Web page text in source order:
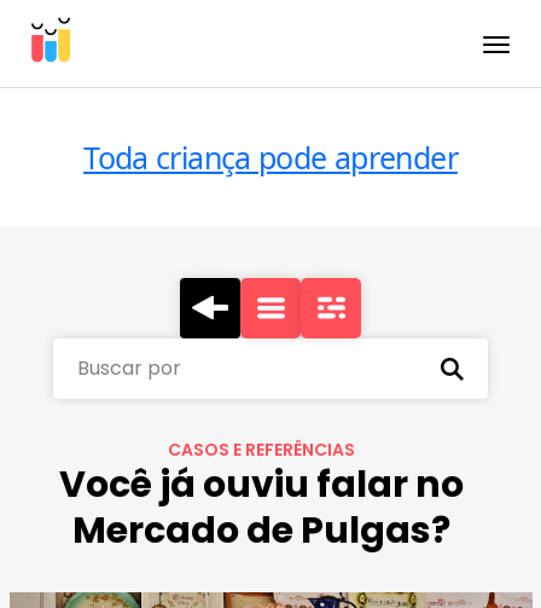
Toda criança pode aprender
Buscar por
CASOS E REFERÊNCIAS
Você já ouviu falar no
Mercado de Pulgas?